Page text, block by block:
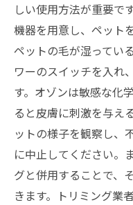
しい使用方法が重要で
機器を用意し、ペット
ペットの毛が湿ってい
ワーのスイッチを入れ
す。オゾンは敏感な化
ると皮膚に刺激を与え
ットの様子を観察し、
に中止してください。
グと併用することで、
きます。トリミング業